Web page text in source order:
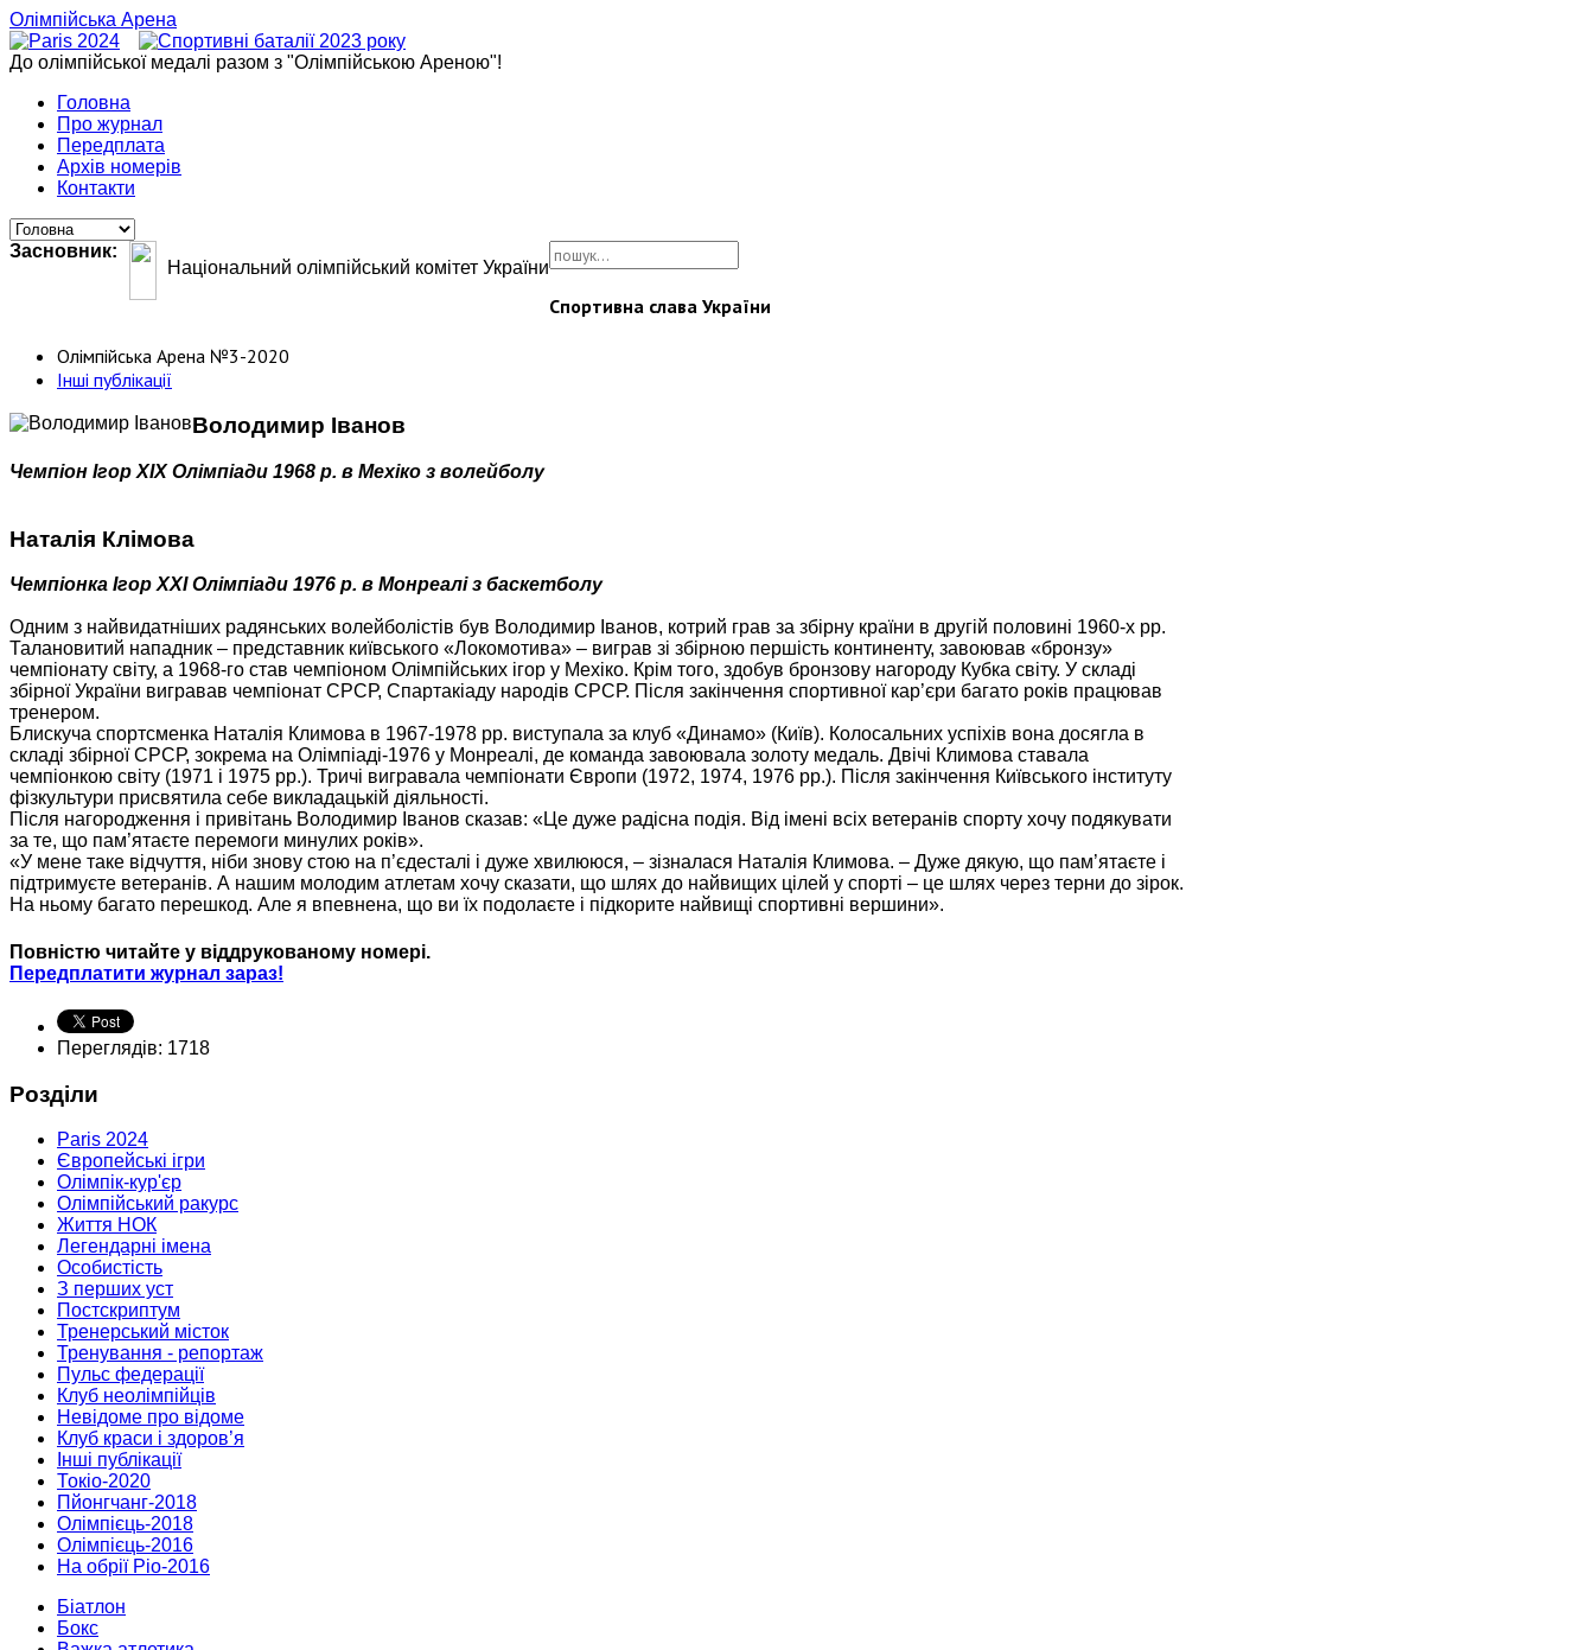
Олімпійська Арена
До олімпійської медалі разом з "Олімпійською Ареною"!
Головна
Про журнал
Передплата
Архів номерів
Контакти
Засновник:
Національний олімпійський комітет України
Спортивна слава України
Олімпійська Арена №3-2020
Інші публікації
Володимир Іванов
Чемпіон Ігор ХІХ Олімпіади 1968 р. в Мехіко з волейболу
Наталія Клімова
Чемпіонка Ігор ХХІ Олімпіади 1976 р. в Монреалі з баскетболу
Одним з найвидатніших радянських волейболістів був Володимир Іванов, котрий грав за збірну країни в другій половині 1960-х рр.
Талановитий нападник – представник київського «Локомотива» – виграв зі збірною першість континенту, завоював «бронзу»
чемпіонату світу, а 1968-го став чемпіоном Олімпійських ігор у Мехіко. Крім того, здобув бронзову нагороду Кубка світу. У складі
збірної України вигравав чемпіонат СРСР, Спартакіаду народів СРСР. Після закінчення спортивної кар’єри багато років працював
тренером.
Блискуча спортсменка Наталія Климова в 1967-1978 рр. виступала за клуб «Динамо» (Київ). Колосальних успіхів вона досягла в
складі збірної СРСР, зокрема на Олімпіаді-1976 у Монреалі, де команда завоювала золоту медаль. Двічі Климова ставала
чемпіонкою світу (1971 і 1975 рр.). Тричі вигравала чемпіонати Європи (1972, 1974, 1976 рр.). Після закінчення Київського інституту
фізкультури присвятила себе викладацькій діяльності.
Після нагородження і привітань Володимир Іванов сказав: «Це дуже радісна подія. Від імені всіх ветеранів спорту хочу подякувати
за те, що пам’ятаєте перемоги минулих років».
«У мене таке відчуття, ніби знову стою на п’єдесталі і дуже хвилююся, – зізналася Наталія Климова. – Дуже дякую, що пам’ятаєте і
підтримуєте ветеранів. А нашим молодим атлетам хочу сказати, що шлях до найвищих цілей у спорті – це шлях через терни до зірок.
На ньому багато перешкод. Але я впевнена, що ви їх подолаєте і підкорите найвищі спортивні вершини».
Повністю читайте у віддрукованому номері.
Передплатити журнал зараз!
Переглядів: 1718
Розділи
Paris 2024
Європейські ігри
Олімпік-кур'єр
Олімпійський ракурс
Життя НОК
Легендарні імена
Особистість
З перших уст
Постскриптум
Тренерський місток
Тренування - репортаж
Пульс федерації
Клуб неолімпійців
Невідоме про відоме
Клуб краси і здоров’я
Інші публікації
Токіо-2020
Пйонгчанг-2018
Олімпієць-2018
Олімпієць-2016
На обрії Ріо-2016
Біатлон
Бокс